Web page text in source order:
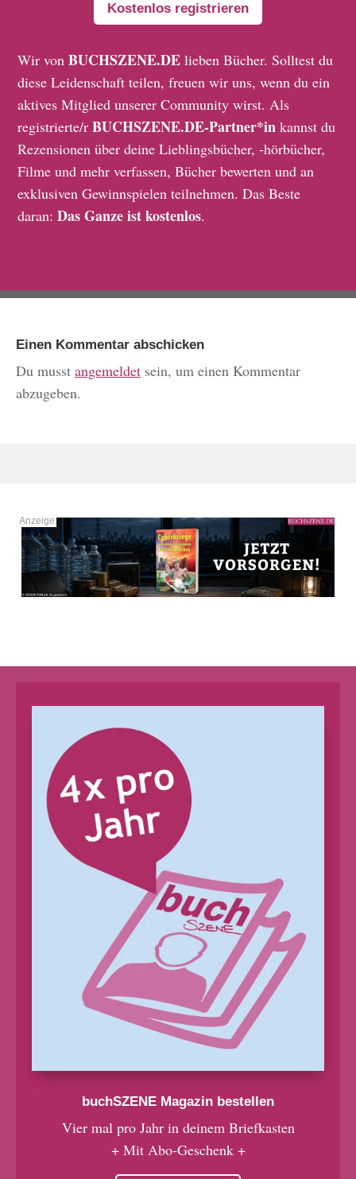
Kostenlos registrieren
Wir vonBUCHSZENE.DE lieben Bücher. Solltest du
diese Leidenschaft teilen, freuen wir uns, wenn du ein
aktives Mitglied unserer Community wirst. Als
registrierte/rBUCHSZENE.DE-Partner*in kannst du
Rezensionen über deine Lieblingsbücher, -hörbücher,
Filme und mehr verfassen, Bücher bewerten und an
exklusiven Gewinnspielen teilnehmen. Das Beste
daran:Das Ganze ist kostenlos.
Einen Kommentar abschicken
Du musst angemeldet sein, um einen Kommentar
abzugeben.
buchSZENE Magazin bestellen
Vier mal pro Jahr in deinem Briefkasten
+ Mit Abo-Geschenk +